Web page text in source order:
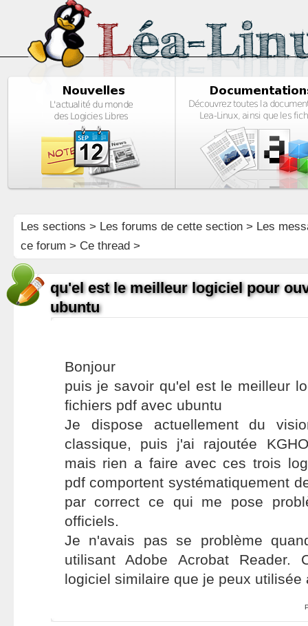
Les sections > Les forums de cette section> Les
ce forum > Ce thread >
qu'el est le meilleur logiciel pour
ubuntu
Bonjour
puis je savoir qu'el est le meilleur
fichiers pdf avec ubuntu
Je dispose actuellement du
classique, puis j'ai rajoutée
mais rien a faire avec ces trois
pdf comportent systématiquement
par correct ce qui me pose
officiels.
Je n'avais pas se problème
utilisant Adobe Acrobat Reader.
logiciel similaire que je peux utilisée